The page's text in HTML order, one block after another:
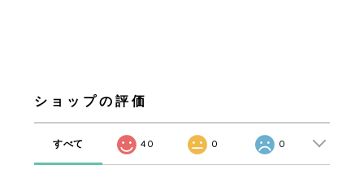
ショップの評価
すべて 40 0 0